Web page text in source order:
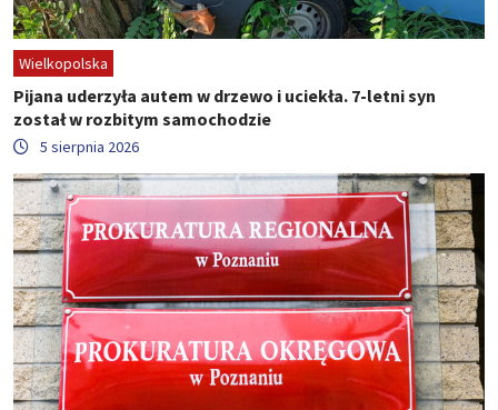
Wielkopolska
Pijana uderzyła autem w drzewo i uciekła. 7-letni syn
został w rozbitym samochodzie
5 sierpnia 2026